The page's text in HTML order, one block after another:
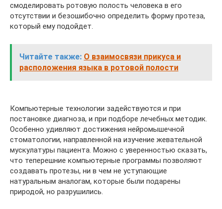
смоделировать ротовую полость человека в его
отсутствии и безошибочно определить форму протеза,
который ему подойдет.
Читайте также: О взаимосвязи прикуса и
расположения языка в ротовой полости
Компьютерные технологии задействуются и при
постановке диагноза, и при подборе лечебных методик.
Особенно удивляют достижения нейромышечной
стоматологии, направленной на изучение жевательной
мускулатуры пациента. Можно с уверенностью сказать,
что теперешние компьютерные программы позволяют
создавать протезы, ни в чем не уступающие
натуральным аналогам, которые были подарены
природой, но разрушились.